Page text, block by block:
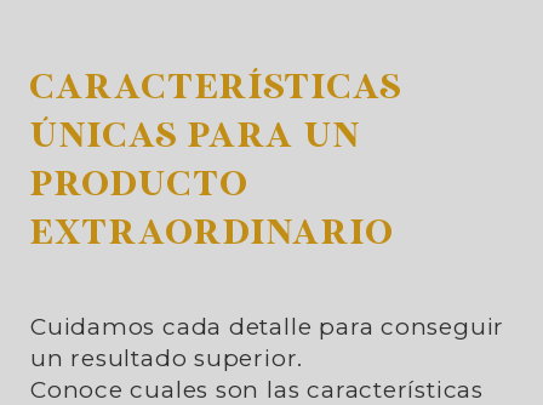
CARACTERÍSTICAS
ÚNICAS PARA UN
PRODUCTO
EXTRAORDINARIO
Cuidamos cada detalle para conseguir
un resultado superior.
Conoce cuales son las características